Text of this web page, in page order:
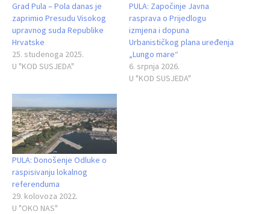
Grad Pula – Pola danas je
zaprimio Presudu Visokog
upravnog suda Republike
Hrvatske
25. studenoga 2025.
U "KOD SUSJEDA"
PULA: Započinje Javna
rasprava o Prijedlogu
izmjena i dopuna
Urbanističkog plana uređenja
„Lungo mare“
6. srpnja 2026.
U "KOD SUSJEDA"
PULA: Donošenje Odluke o
raspisivanju lokalnog
referenduma
29. kolovoza 2022.
U "OKO NAS"